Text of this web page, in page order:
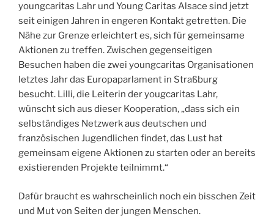
youngcaritas Lahr und Young Caritas Alsace sind jetzt
seit einigen Jahren in engeren Kontakt getretten. Die
Nähe zur Grenze erleichtert es, sich für gemeinsame
Aktionen zu treffen. Zwischen gegenseitigen
Besuchen haben die zwei youngcaritas Organisationen
letztes Jahr das Europaparlament in Straßburg
besucht. Lilli, die Leiterin der yougcaritas Lahr,
wünscht sich aus dieser Kooperation, „dass sich ein
selbständiges Netzwerk aus deutschen und
französischen Jugendlichen findet, das Lust hat
gemeinsam eigene Aktionen zu starten oder an bereits
existierenden Projekte teilnimmt.“
Dafür braucht es wahrscheinlich noch ein bisschen Zeit
und Mut von Seiten der jungen Menschen.